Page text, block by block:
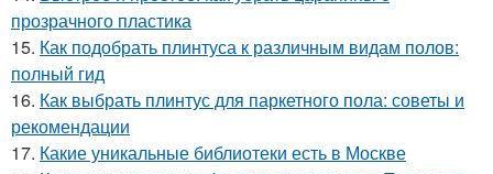
прозрачного пластика
15. Как подобрать плинтуса к различным видам полов:
полный гид
16. Как выбрать плинтус для паркетного пола: советы и
рекомендации
17. Какие уникальные библиотеки есть в Москве